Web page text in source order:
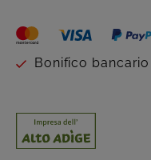
Bonifico bancario